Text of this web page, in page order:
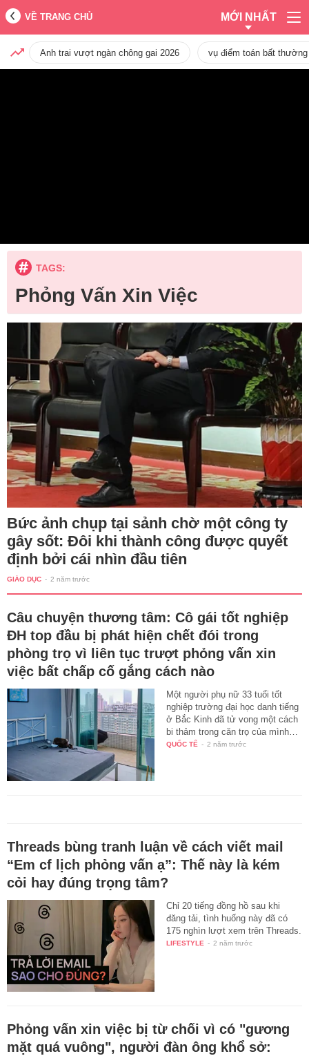
VỀ TRANG CHỦ MỚI NHẤT
Anh trai vượt ngàn chông gai 2026 vụ điểm toán bất
TAGS:
Phỏng Vấn Xin Việc
Bức ảnh chụp tại sảnh chờ một công ty
gây sốt: Đôi khi thành công được quyết
định bởi cái nhìn đầu tiên
GIÁO DỤC - 2 năm trước
Câu chuyện thương tâm: Cô gái tốt nghiệp
ĐH top đầu bị phát hiện chết đói trong
phòng trọ vì liên tục trượt phỏng vấn xin
việc bất chấp cố gắng cách nào
Một người phụ nữ 33 tuổi tốt
nghiệp trường đại học danh tiếng
ở Bắc Kinh đã tử vong một cách
bi thảm trong căn trọ của mình…
QUỐC TẾ - 2 năm trước
Threads bùng tranh luận về cách viết mail
“Em cf lịch phỏng vấn ạ”: Thế này là kém
cỏi hay đúng trọng tâm?
Chỉ 20 tiếng đồng hồ sau khi
đăng tải, tình huống này đã có
175 nghìn lượt xem trên Threads.
LIFESTYLE - 2 năm trước
Phỏng vấn xin việc bị từ chối vì có "gương
mặt quá vuông", người đàn ông khổ sở: